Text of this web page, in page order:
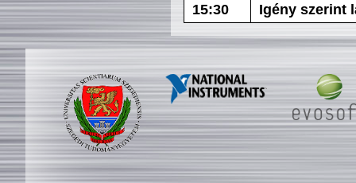
15:30
Igény szerint